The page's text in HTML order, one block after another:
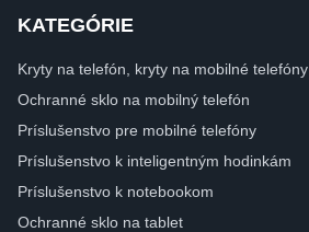
KATEGÓRIE
Kryty na telefón, kryty na mobilné telefóny
Ochranné sklo na mobilný telefón
Príslušenstvo pre mobilné telefóny
Príslušenstvo k inteligentným hodinkám
Príslušenstvo k notebookom
Ochranné sklo na tablet